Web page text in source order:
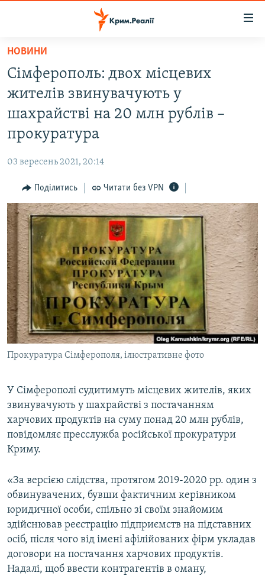
Перейти
основного
матеріалу
до
основної
Перейти
пошуку
НОВИНИ
ВОДА.КРИМ
ВІДЕО ТА ФОТО
ПОГЛЯД
ІНТЕРВ'Ю
ВСЕ ЗА ДЕНЬ
СПЕЦПРОЕКТИ
ДЕПОРТАЦІЯ
ВІДЕОУРОКИ «ELIFBE»
СВІДЧЕННЯ ОКУПАЦІЇ
УКРАЇНСЬКА ПРОБЛЕМА КРИМУ
ІНФОГРАФІКА
ЯК ОБІЙТИ БЛОКУВАННЯ
Русский
Qırımtatar
ДОЛУЧАЙСЯ!
Усі сайти RFE/RL
НОВИНИ
Сімферополь: двох місцевих
жителів звинувачують у
шахрайстві на 20 млн рублів –
прокуратура
03 вересень 2021, 20:14
Поділитись Читати без VPN
Прокуратура Сімферополя, ілюстративне фото
У Сімферополі судитимуть місцевих жителів, яких
звинувачують у шахрайстві з постачанням
харчових продуктів на суму понад 20 млн рублів,
повідомляє пресслужба російської прокуратури
Криму.
«За версією слідства, протягом 2019-2020 рр. один з
обвинувачених, бувши фактичним керівником
юридичної особи, спільно зі своїм знайомим
здійснював реєстрацію підприємств на підставних
осіб, після чого від імені афілійованих фірм укладав
договори на постачання харчових продуктів.
Надалі, щоб ввести контрагентів в оману,